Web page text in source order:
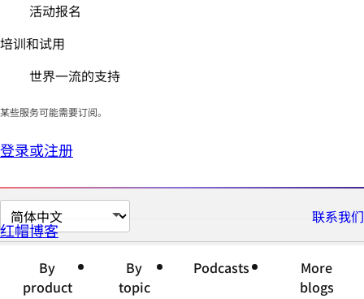
活动报名
培训和试用
世界一流的支持
某些服务可能需要订阅。
登录或注册
切
换
联系我们
红帽博客
By
product
By
topic
Podcasts
More
blogs